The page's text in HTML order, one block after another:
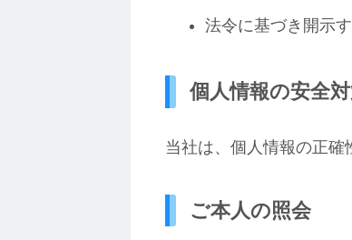
法令に基づき開示
個人情報の安全
当社は、個人情報の正確
ご本人の照会